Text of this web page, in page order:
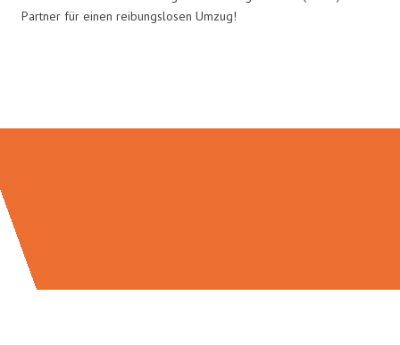
Partner für einen reibungslosen Umzug!